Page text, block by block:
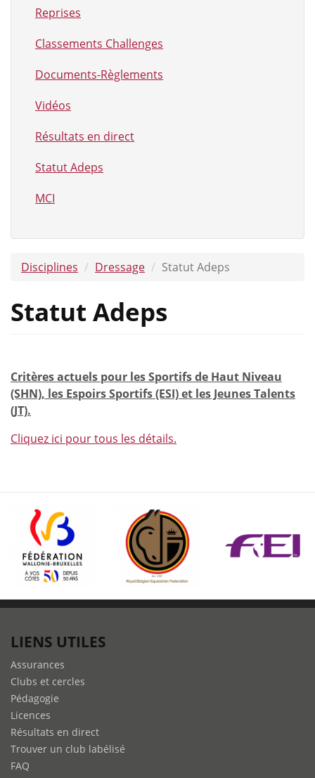
Reprises
Classements Challenges
Documents-Règlements
Vidéos
Résultats en direct
Statut Adeps
MCI
Disciplines Dressage Statut Adeps
Statut Adeps
Critères actuels pour les Sportifs de Haut Niveau
(SHN), les Espoirs Sportifs (ESI) et les Jeunes Talents
(JT).
Cliquez ici pour tous les détails.
LIENS UTILES
Assurances
Clubs et cercles
Pédagogie
Licences
Résultats en direct
Trouver un club labélisé
FAQ